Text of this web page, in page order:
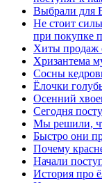
Выбрали для
Не стоит
при покупке
Хиты продаж
Хризантема
Сосны
Ёлочки
Осенний
Сегодня
Мы решили,
Быстро они
Почему
Начали
История про